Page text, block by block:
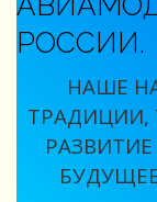
РОССИИ.
НАШЕ
ТРАДИЦИИ,